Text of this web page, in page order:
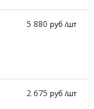
5 880руб /шт
2 675руб /шт